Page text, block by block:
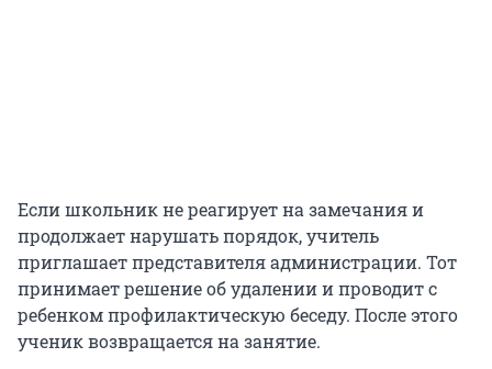
Если школьник не реагирует на замечания и
продолжает нарушать порядок, учитель
приглашает представителя администрации. Тот
принимает решение об удалении и проводит с
ребенком профилактическую беседу. После этого
ученик возвращается на занятие.